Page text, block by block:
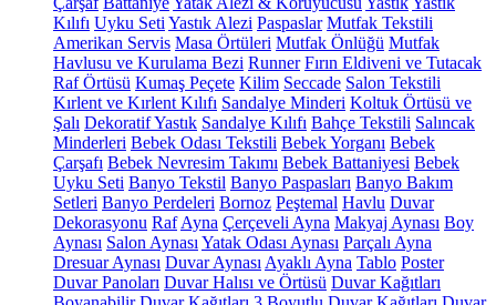
Kılıfı Uyku Seti Yastık Alezi Paspaslar Mutfak Tekstili
Amerikan Servis Masa Örtüleri Mutfak Önlüğü Mutfak
Havlusu ve Kurulama Bezi Runner Fırın Eldiveni ve Tutacak
Raf Örtüsü Kumaş Peçete Kilim Seccade Salon Tekstili
Kırlent ve Kırlent Kılıfı Sandalye Minderi Koltuk Örtüsü ve
Şalı Dekoratif Yastık Sandalye Kılıfı Bahçe Tekstili Salıncak
Minderleri Bebek Odası Tekstili Bebek Yorganı Bebek
Çarşafı Bebek Nevresim Takımı Bebek Battaniyesi Bebek
Uyku Seti Banyo Tekstil Banyo Paspasları Banyo Bakım
Setleri Banyo Perdeleri Bornoz Peştemal Havlu Duvar
Dekorasyonu Raf Ayna Çerçeveli Ayna Makyaj Aynası Boy
Aynası Salon Aynası Yatak Odası Aynası Parçalı Ayna
Dresuar Aynası Duvar Aynası Ayaklı Ayna Tablo Poster
Duvar Panoları Duvar Halısı ve Örtüsü Duvar Kağıtları